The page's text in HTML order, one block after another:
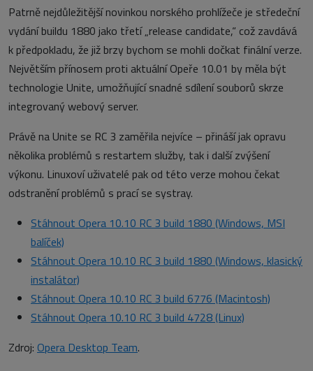
Patrně nejdůležitější novinkou norského prohlížeče je středeční
vydání buildu 1880 jako třetí „release candidate,“ což zavdává
k předpokladu, že již brzy bychom se mohli dočkat finální verze.
Největším přínosem proti aktuální Opeře 10.01 by měla být
technologie Unite, umožňující snadné sdílení souborů skrze
integrovaný webový server.
Právě na Unite se RC 3 zaměřila nejvíce – přináší jak opravu
několika problémů s restartem služby, tak i další zvýšení
výkonu. Linuxoví uživatelé pak od této verze mohou čekat
odstranění problémů s prací se systray.
Stáhnout Opera 10.10 RC 3 build 1880 (Windows, MSI
balíček)
Stáhnout Opera 10.10 RC 3 build 1880 (Windows, klasický
instalátor)
Stáhnout Opera 10.10 RC 3 build 6776 (Macintosh)
Stáhnout Opera 10.10 RC 3 build 4728 (Linux)
Zdroj: Opera Desktop Team.